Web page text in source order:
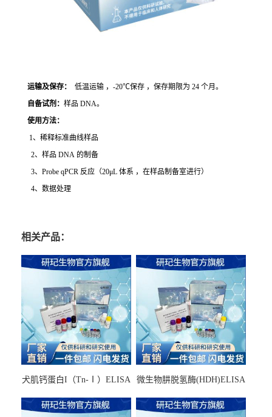
运输及保存：
低温运输 ，-20℃保存 ，保存期限为 24 个月。
自备试剂： 样品 DNA。
使用方法：
1、稀释标准曲线样品
2、样品 DNA 的制备
3、Probe qPCR 反应（20μL 体系 ，在样品制备室进行）
4、数据处理
相关产品：
犬肌钙蛋白I（Tn-Ⅰ）ELISA
微生物肼脱氢酶(HDH)ELISA